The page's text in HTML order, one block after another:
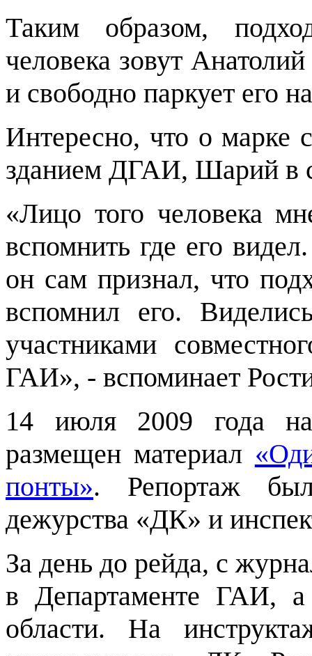
Таким образом,
человека зовут
и свободно паркует его
Интересно, что о марке
зданием ДГАИ, Шарий в
«Лицо того человека
вспомнить где его
он сам признал, что
вспомнил его.
участниками
ГАИ», - вспоминает
14 июля 2009 года
размещен материал
понты». Репортаж
дежурства «ДК» и
За день до рейда, с
в Департаменте ГАИ,
области. На